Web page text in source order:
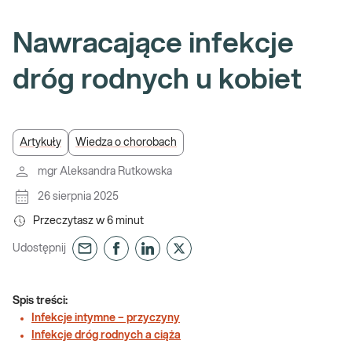
Nawracające infekcje
dróg rodnych u kobiet
Artykuły Wiedza o chorobach
mgr Aleksandra Rutkowska
26 sierpnia 2025
Przeczytasz w 6 minut
Udostępnij
Spis treści:
Infekcje intymne – przyczyny
Infekcje dróg rodnych a ciąża